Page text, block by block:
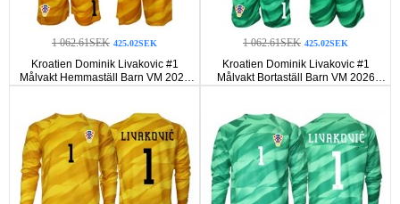
1 062.61SEK 425.02SEK
Kroatien Dominik Livakovic #1
Målvakt Hemmaställ Barn VM 2026
Korta ärmar (+ Korta byxor)
1 062.61SEK 425.02SEK
Kroatien Dominik Livakovic #1
Målvakt Bortaställ Barn VM 2026
Korta ärmar (+ Korta byxor)